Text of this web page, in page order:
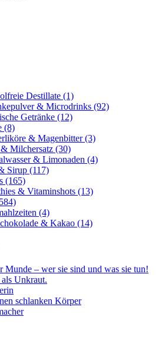
Destillate (1)
& Microdrinks (92)
Getränke (12)
(8)
& Magenbitter (3)
Milchersatz (30)
& Limonaden (4)
Sirup (117)
(165)
& Vitaminshots (13)
(4)
& Kakao (14)
Munde – wer sie sind und was sie tun!
Unkraut.
schlanken Körper